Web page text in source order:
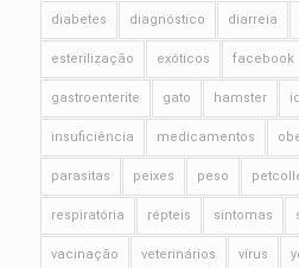
diabetes diagnóstico diarreia
esterilização exóticos facebook
gastroenterite gato hamster
insuficiência medicamentos
parasitas peixes peso
respiratória répteis sintomas
vacinação veterinários vírus